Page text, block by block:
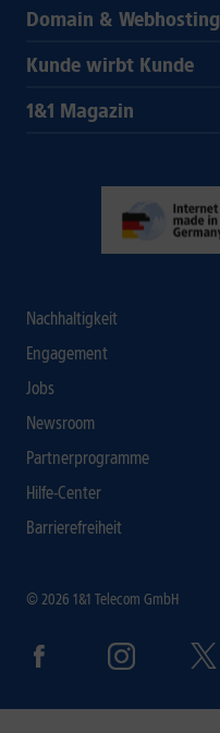
Domain & Webhosting
Kunde wirbt Kunde
1&1 Magazin
Nachhaltigkeit
Engagement
Jobs
Newsroom
Partnerprogramme
Hilfe-Center
Barrierefreiheit
© 2026 1&1 Telecom GmbH